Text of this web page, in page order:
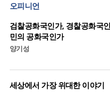
오피니언
검찰공화국인가, 경찰공화국
민의 공화국인가
양기성
세상에서 가장 위대한 이야기